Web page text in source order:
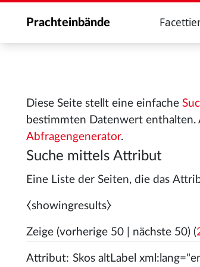
Prachteinbände
Diese Seite stellt eine einfache
bestimmten Datenwert enthalten.
Abfragengenerator.
Suche mittels Attribut
Eine Liste der Seiten, die das
⧼showingresults⧽
Zeige (vorherige 50 nächste 50) (
Attribut: